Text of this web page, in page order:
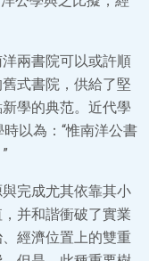
兩書院可以或許順
式書院，供給了堅
學的典范。近代學
以為：“惟南洋公書
完成尤其依靠其小
并和諧衝破了實業
經濟位置上的雙重